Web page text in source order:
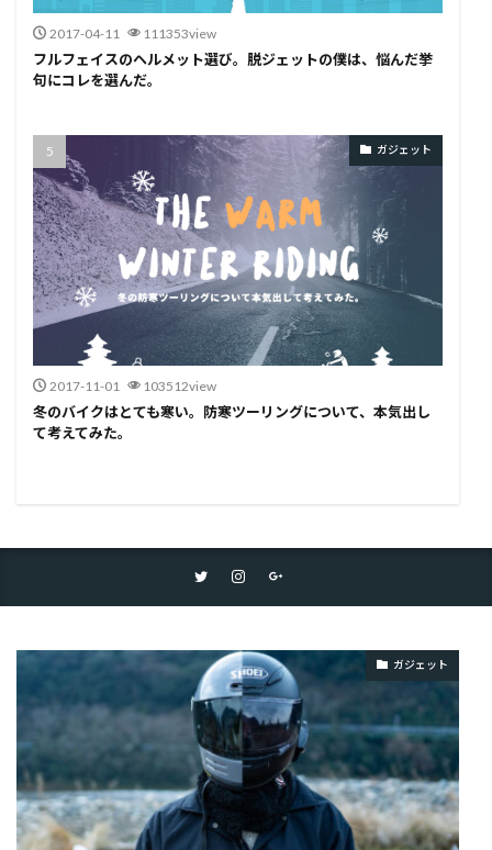
2017-04-11 111353view
フルフェイスのヘルメット選び。脱ジェットの僕は、悩んだ挙
句にコレを選んだ。
ガジェット
2017-11-01 103512view
冬のバイクはとても寒い。防寒ツーリングについて、本気出し
て考えてみた。
ガジェット